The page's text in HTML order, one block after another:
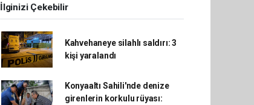
İlginizi Çekebilir
Kahvehaneye silahlı saldırı: 3
kişi yaralandı
Konyaaltı Sahili'nde denize
girenlerin korkulu rüyası: